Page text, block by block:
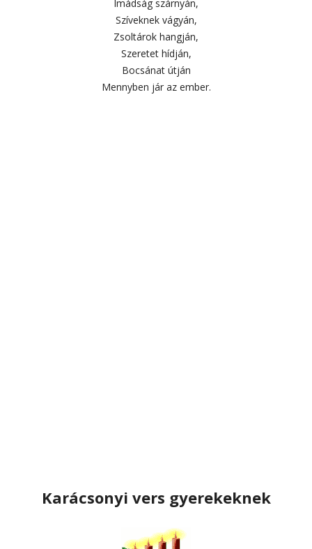
Imádság szárnyán,
Szíveknek vágyán,
Zsoltárok hangján,
Szeretet hídján,
Bocsánat útján
Mennyben jár az ember.
Karácsonyi vers gyerekeknek